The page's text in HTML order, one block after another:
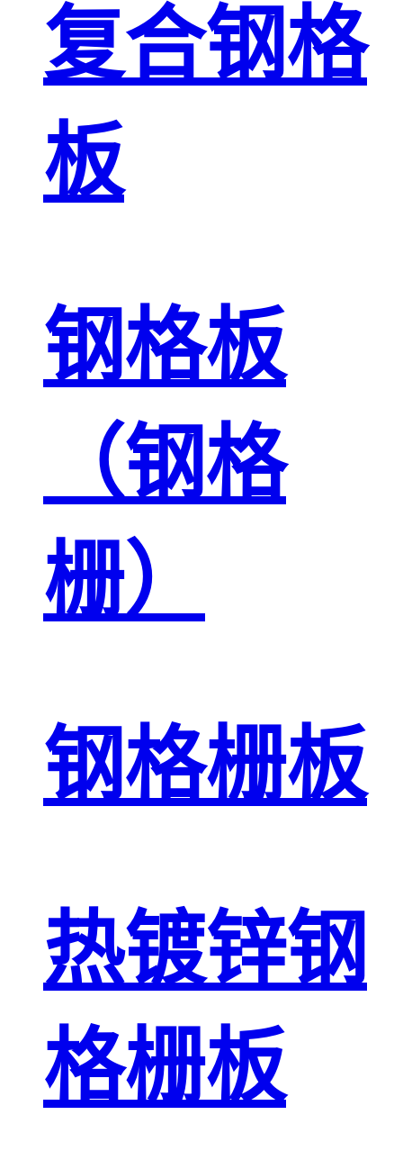
复合钢格
板
钢格板
（钢格
栅）
钢格栅板
热镀锌钢
格栅板